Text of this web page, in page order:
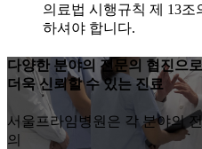
의료법 시행규칙 제 13조
하셔야 합니다.
다양한 분야의 전문의 협진 으로
더욱신뢰할 수 있는 진료
서울프라임병원은 각 분야의
의